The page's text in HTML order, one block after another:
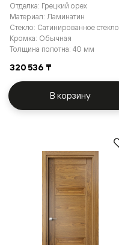
Отделка: Грецкий орех
Материал: Ламинатин
Стекло: Сатинированное стекло
Кромка: Обычная
Толщина полотна: 40 мм
320 536 ₸
В корзину